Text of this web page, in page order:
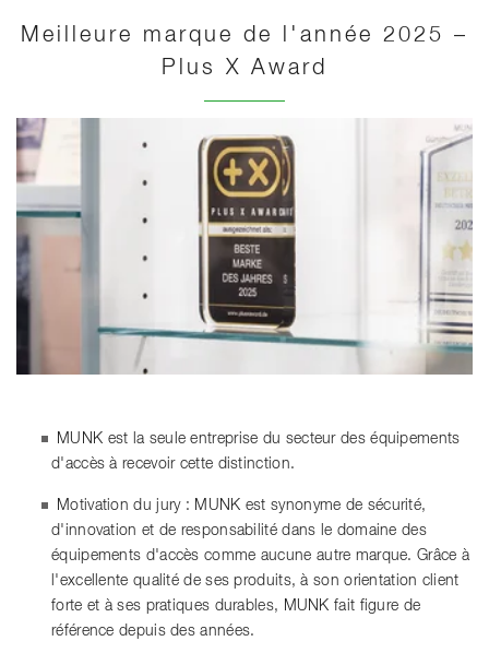
Meilleure marque de l'année 2025 –
Plus X Award
MUNK est la seule entreprise du secteur des équipements
d'accès à recevoir cette distinction.
Motivation du jury : MUNK est synonyme de sécurité,
d'innovation et de responsabilité dans le domaine des
équipements d'accès comme aucune autre marque. Grâce à
l'excellente qualité de ses produits, à son orientation client
forte et à ses pratiques durables, MUNK fait figure de
référence depuis des années.